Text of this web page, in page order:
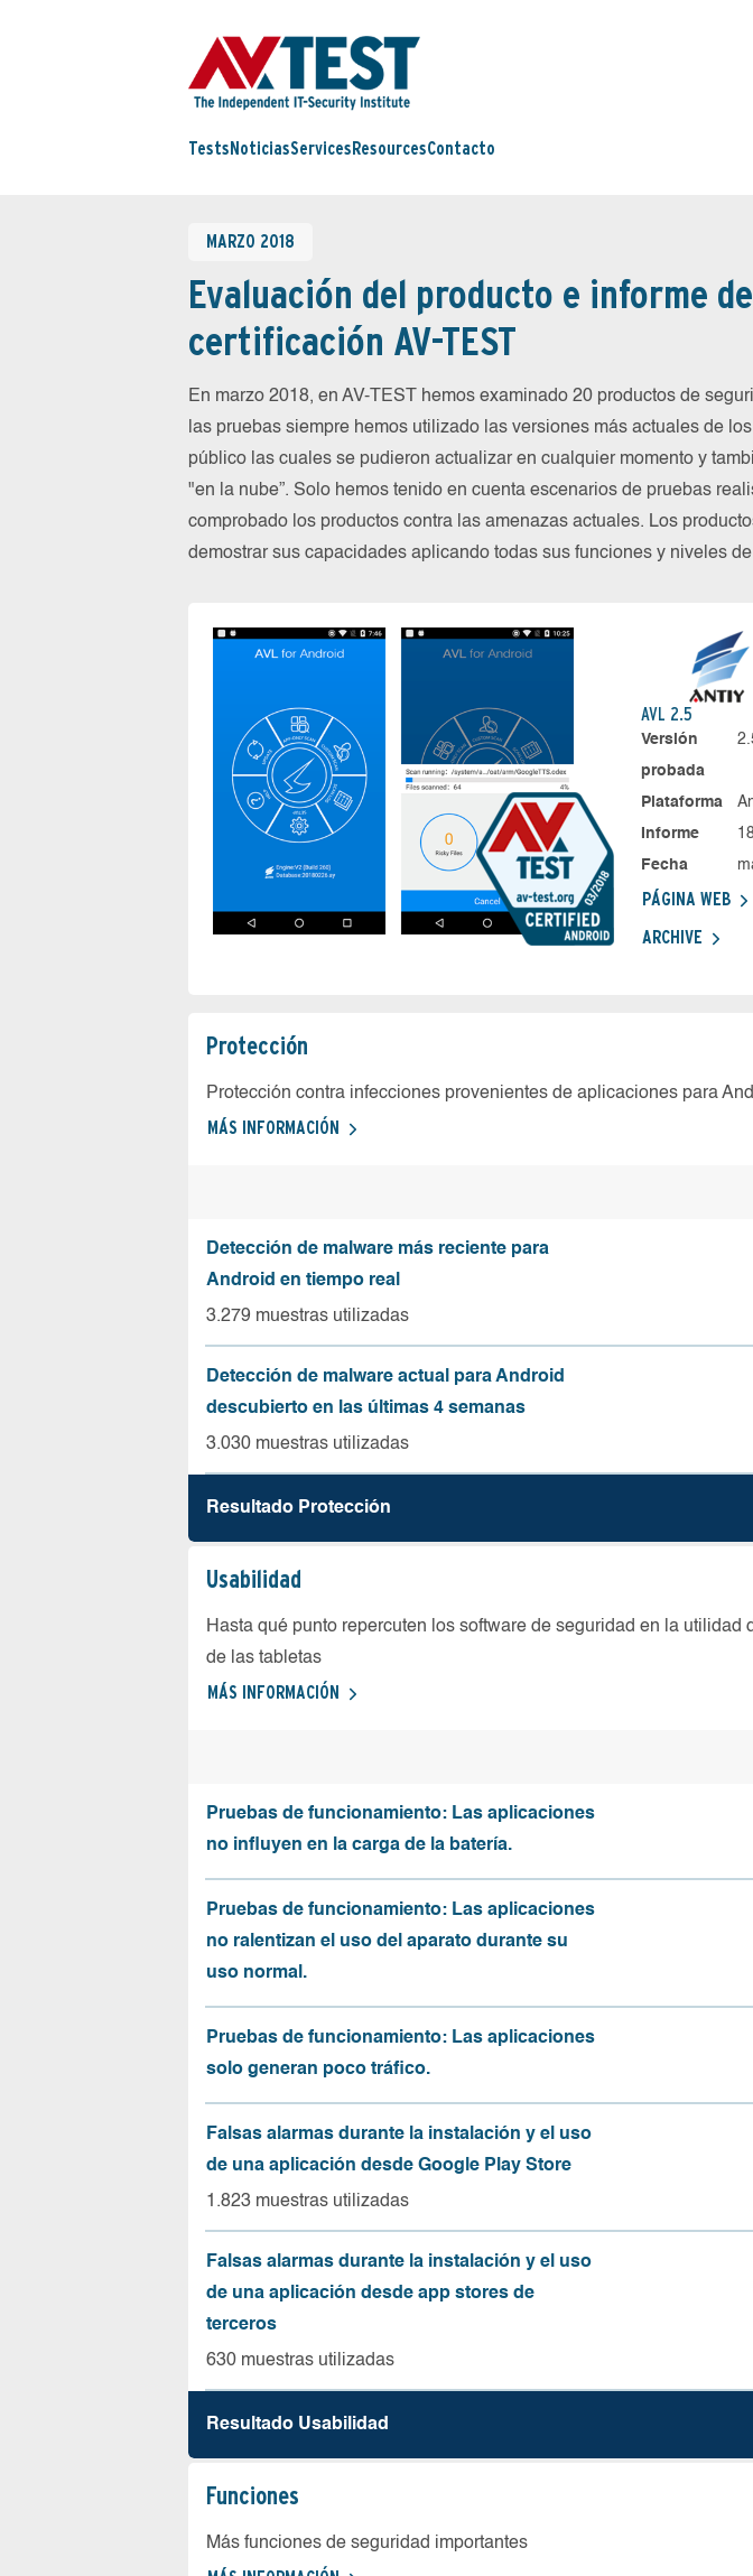
Tests NoticiasServices ResourcesContacto
MARZO 2018
Evaluación del producto e informe de
certificación AV-TEST
En marzo 2018, en AV-TEST hemos examinado 20 productos de
las pruebas siempre hemos utilizado las versiones más actuales de
público las cuales se pudieron actualizar en cualquier momento y
"en la nube”. Solo hemos tenido en cuenta escenarios de pruebas
comprobado los productos contra las amenazas actuales. Los
demostrar sus capacidades aplicando todas sus funciones y niveles
AVL 2.5
Versión
probada
Plataforma
Informe
Fecha
PÁGINA WEB
ARCHIVE
Protección
Protección contra infecciones provenientes de aplicaciones para
MÁS INFORMACIÓN
Detección de malware más reciente para
Android en tiempo real
3.279 muestras utilizadas
Detección de malware actual para Android
descubierto en las últimas 4 semanas
3.030 muestras utilizadas
Resultado Protección
Usabilidad
Hasta qué punto repercuten los software de seguridad en la utilidad
de las tabletas
MÁS INFORMACIÓN
Pruebas de funcionamiento: Las aplicaciones
no influyen en la carga de la batería.
Pruebas de funcionamiento: Las aplicaciones
no ralentizan el uso del aparato durante su
uso normal.
Pruebas de funcionamiento: Las aplicaciones
solo generan poco tráfico.
Falsas alarmas durante la instalación y el uso
de una aplicación desde Google Play Store
1.823 muestras utilizadas
Falsas alarmas durante la instalación y el uso
de una aplicación desde app stores de
terceros
630 muestras utilizadas
Resultado Usabilidad
Funciones
Más funciones de seguridad importantes